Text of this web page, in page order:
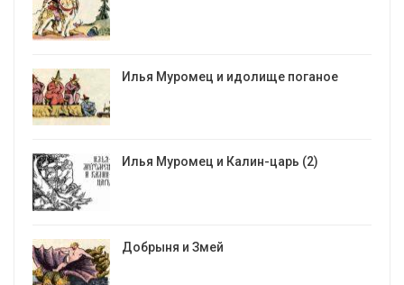
Илья Муромец и идолище поганое
Илья Муромец и Калин-царь (2)
Добрыня и Змей